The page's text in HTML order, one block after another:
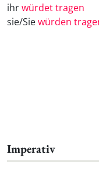
ihrwürdet tragen
sie/Siewürden
Imperativ